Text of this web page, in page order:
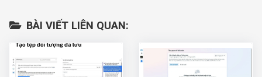
BÀI VIẾT LIÊN QUAN: